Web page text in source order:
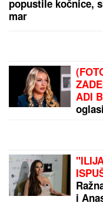
popustile kočnice,
mar
ADI
i